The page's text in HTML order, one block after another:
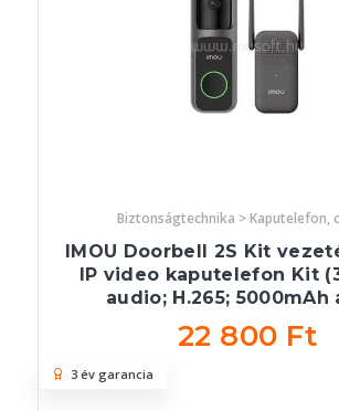
Biztonságtechnika > Kaputelefon,
IMOU Doorbell 2S Kit
IP video kaputelefon Kit
audio; H.265; 5000mAh
22 800 Ft
3 év garancia